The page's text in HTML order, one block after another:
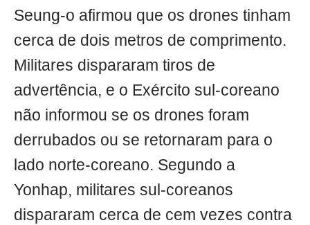
Seung-o afirmou que os drones tinham
cerca de dois metros de comprimento.
Militares dispararam tiros de
advertência, e o Exército sul-coreano
não informou se os drones foram
derrubados ou se retornaram para o
lado norte-coreano. Segundo a
Yonhap, militares sul-coreanos
dispararam cerca de cem vezes contra